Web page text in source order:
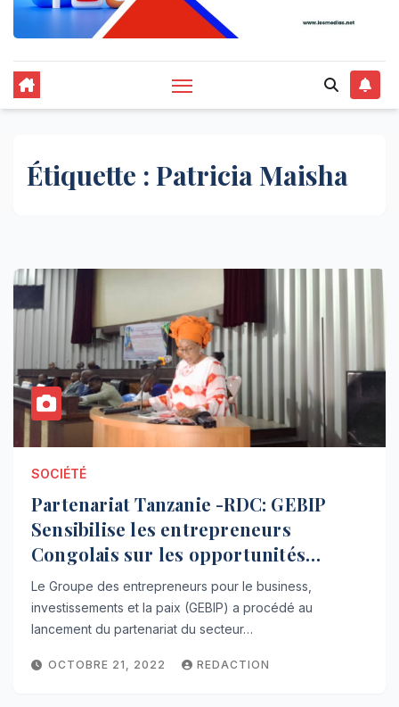
Étiquette : Patricia Maisha
SOCIÉTÉ
Partenariat Tanzanie -RDC: GEBIP
Sensibilise les entrepreneurs
Congolais sur les opportunités
d’affaires
Le Groupe des entrepreneurs pour le business,
investissements et la paix (GEBIP) a procédé au
lancement du partenariat du secteur…
OCTOBRE 21, 2022 REDACTION